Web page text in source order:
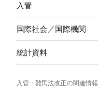
入管
国際社会／国際機関
統計資料
入管・難民法改正の関連情報